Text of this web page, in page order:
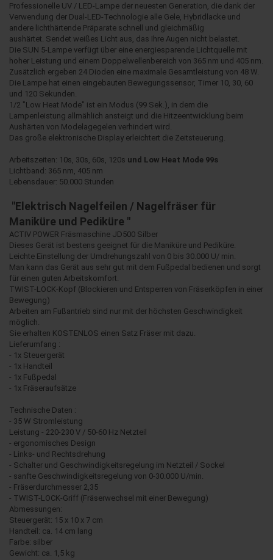
Professionelle UV / LED-Lampe der neuesten Generation, die dank der
Verwendung der Dual-LED-Technologie alle Gele, Hybridlacke und
andere lichthärtende Präparate schnell und gleichmäßig
aushärtet. Sendet weißes Licht aus, das Ihre Augen nicht belastet.
Die SUN 5-Lampe verfügt über eine energiesparende Lichtquelle mit
hoher Leistung und einem Doppelwellenbereich von 365 nm und 405 nm.
Zusätzlich ergeben 24 Dioden eine maximale Gesamtleistung von 48 W.
Die Lampe hat einen eingebauten Bewegungssensor, Timer 10, 30, 60
und 120 Sekunden.
1/2 "Low Heat Mode" ist ein Modus (99 Sek.), in dem die
Lampenleistung allmählich ansteigt und die Hitzeentwicklung beim
Aushärten von Modelagegelen verhindert wird.
Das große elektronische Display erleichtert die Zeitsteuerung.
Arbeitszeiten: 10s, 30s, 60s, 120s und Low Heat Mode 99s
Lichtband: 365 nm, 405 nm
Lebensdauer: 50.000 Stunden
"Elektrisch Nagelfeilen / Nagelfräser für
Maniküre und Pediküre "
ACTIV POWER Fräsmaschine JD500 Silber
Dieses Gerät ist bestens geeignet für die Maniküre und Pediküre.
Leichte Einstellung der Umdrehungszahl von 0 bis 30.000 U/ min.
Man kann das Gerät aus sehr gut mit dem Fußpedal bedienen und sorgt
für einen guten Arbeitskomfort.
TWIST-LOCK-Kopf (Blockieren und Entsperren von Fräserköpfen in einer
Bewegung)
Arbeiten am Fußantrieb sind nur mit der höchsten Geschwindigkeit
möglich.
Sie erhalten KOSTENLOS einen Satz Fräser mit dazu.
Lieferumfang :
- 1x Steuergerät
- 1x Handteil
- 1x Fußpedal
- 1x Fräseraufsätze
Technische Daten :
- 35 W Stromleistung
Leistung - 220-230 V / 50-60 Hz Netzteil
- ergonomisches Design
- Links- und Rechtsdrehung
- Schalter und Geschwindigkeitsregelung im Netzteil / Sockel
- sanfte Geschwindigkeitsregelung von 0-30.000 U/min.
- Fräserdurchmesser 2,35
- TWIST-LOCK-Griff (Fräserwechsel mit einer Bewegung)
Abmessungen:
Steuergerät: 15 x 10 x 7 cm
Handteil: ca. 14 cm lang
Farbe: silber
Gewicht: ca. 1,5 kg